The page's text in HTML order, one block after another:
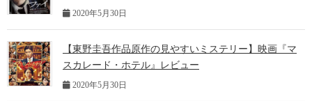
2020年5月30日
【東野圭吾作品原作の見やすいミステリー】映画『マ
スカレード・ホテル』レビュー
2020年5月30日